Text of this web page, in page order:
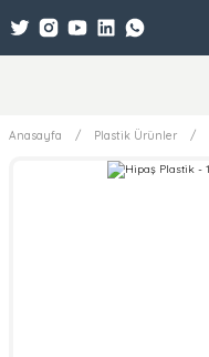
Anasayfa Plastik Ürünler